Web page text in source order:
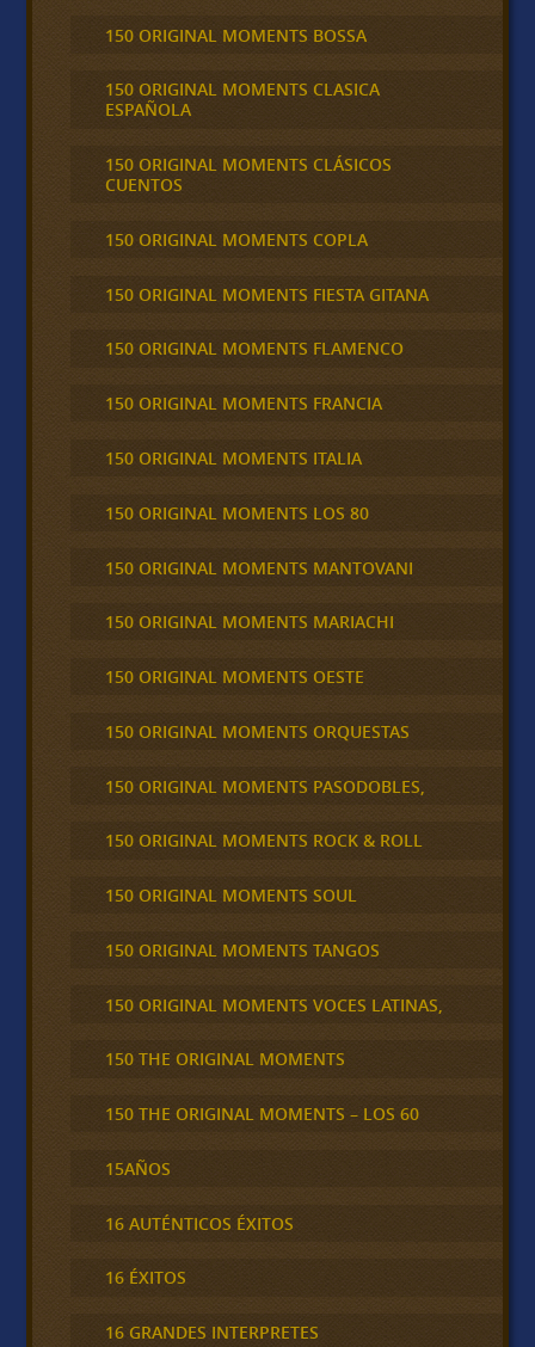
150 ORIGINAL MOMENTS BOSSA
150 ORIGINAL MOMENTS CLASICA
ESPAÑOLA
150 ORIGINAL MOMENTS CLÁSICOS
CUENTOS
150 ORIGINAL MOMENTS COPLA
150 ORIGINAL MOMENTS FIESTA GITANA
150 ORIGINAL MOMENTS FLAMENCO
150 ORIGINAL MOMENTS FRANCIA
150 ORIGINAL MOMENTS ITALIA
150 ORIGINAL MOMENTS LOS 80
150 ORIGINAL MOMENTS MANTOVANI
150 ORIGINAL MOMENTS MARIACHI
150 ORIGINAL MOMENTS OESTE
150 ORIGINAL MOMENTS ORQUESTAS
150 ORIGINAL MOMENTS PASODOBLES,
150 ORIGINAL MOMENTS ROCK & ROLL
150 ORIGINAL MOMENTS SOUL
150 ORIGINAL MOMENTS TANGOS
150 ORIGINAL MOMENTS VOCES LATINAS,
150 THE ORIGINAL MOMENTS
150 THE ORIGINAL MOMENTS – LOS 60
15AÑOS
16 AUTÉNTICOS ÉXITOS
16 ÉXITOS
16 GRANDES INTERPRETES